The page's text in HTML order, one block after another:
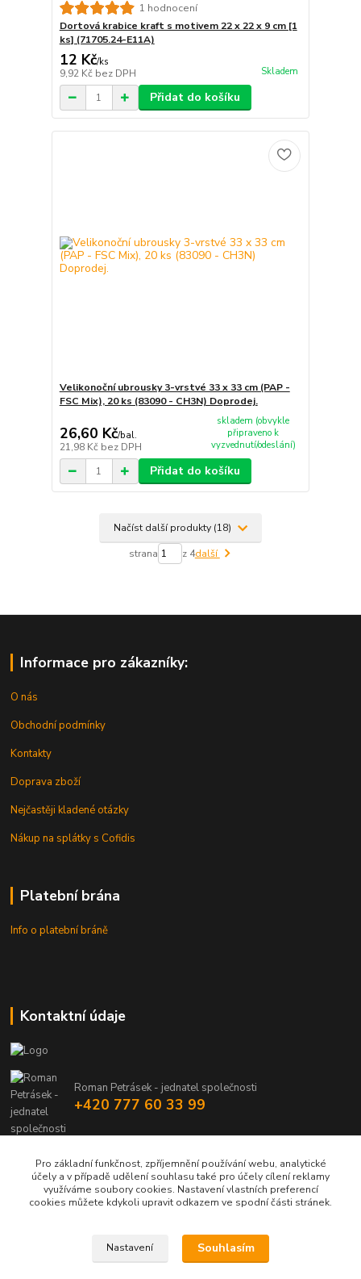
1 hodnocení
Dortová krabice kraft s motivem 22 x 22 x 9 cm [1
ks] (71705.24-E11A)
12 Kč/ks
9,92 Kč bez DPH Skladem
Přidat do košíku
Velikonoční ubrousky 3-vrstvé 33 x 33 cm (PAP -
FSC Mix), 20 ks (83090 - CH3N) Doprodej.
26,60 Kč/bal.
21,98 Kč bez DPH
skladem (obvykle
připraveno k
vyzvednutí/odeslání)
Přidat do košíku
Načíst další produkty (18)
strana z 4další
Informace pro zákazníky:
O nás
Obchodní podmínky
Kontakty
Doprava zboží
Nejčastěji kladené otázky
Nákup na splátky s Cofidis
Platební brána
Info o platební bráně
Kontaktní údaje
Roman Petrásek - jednatel společnosti
+420 777 60 33 99
Upravit sběr cookies.
Pro základní funkčnost, zpříjemnění používání webu, analytické
účely a v případě udělení souhlasu také pro účely cílení reklamy
využíváme soubory cookies. Nastavení vlastních preferencí
cookies můžete kdykoli upravit odkazem ve spodní části stránek.
Nastavení Souhlasím